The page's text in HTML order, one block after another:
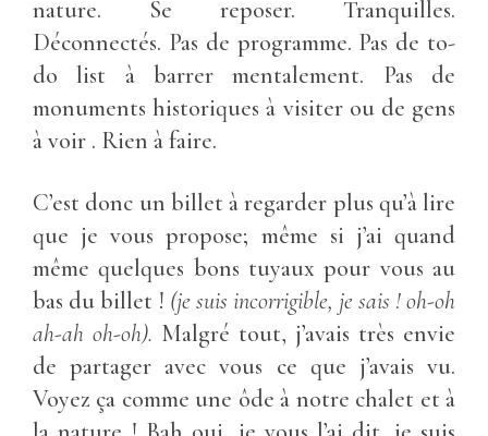
nature. Se reposer. Tranquilles.
Déconnectés. Pas de programme. Pas de to-
do list à barrer mentalement. Pas de
monuments historiques à visiter ou de gens
à voir . Rien à faire.
C’est donc un billet à regarder plus qu’à lire
que je vous propose; même si j’ai quand
même quelques bons tuyaux pour vous au
bas du billet ! (je suis incorrigible, je sais ! oh-oh
ah-ah oh-oh). Malgré tout, j’avais très envie
de partager avec vous ce que j’avais vu.
Voyez ça comme une ôde à notre chalet et à